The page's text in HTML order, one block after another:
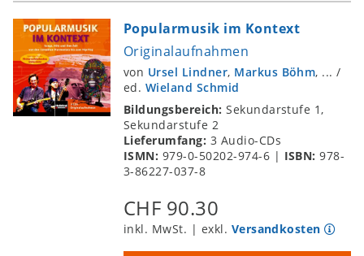
Popularmusik im Kontext
Originalaufnahmen
von Ursel Lindner, Markus Böhm, ... /
ed. Wieland Schmid
Bildungsbereich:Sekundarstufe 1,
Sekundarstufe 2
Lieferumfang: 3 Audio-CDs
ISMN: 979-0-50202-974-6 | ISBN:978-
3-86227-037-8
CHF 90.30
inkl. MwSt. | exkl. Versandkosten